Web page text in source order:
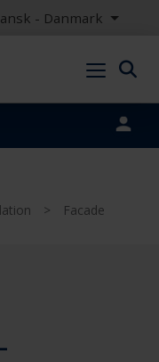
- Danmark
>
Facade